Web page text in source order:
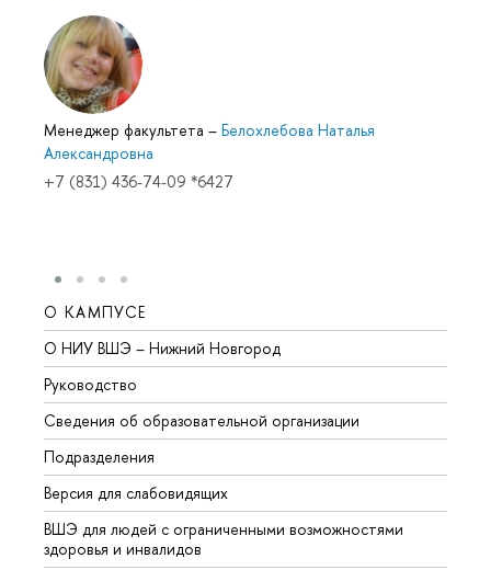
Менеджер факультета – Белохлебова Наталья
Александровна
+7 (831) 436-74-09 *6427
О КАМПУСЕ
О НИУ ВШЭ – Нижний Новгород
Руководство
Сведения об образовательной организации
Подразделения
Версия для слабовидящих
ВШЭ для людей с ограниченными возможностями
здоровья и инвалидов